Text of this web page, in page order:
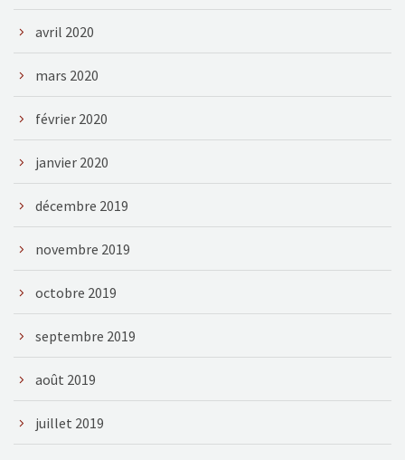
avril 2020
mars 2020
février 2020
janvier 2020
décembre 2019
novembre 2019
octobre 2019
septembre 2019
août 2019
juillet 2019